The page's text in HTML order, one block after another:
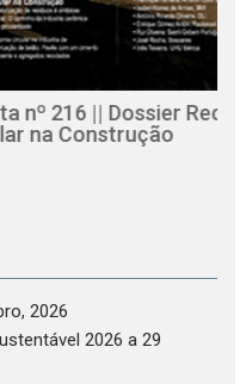
Reciclagem e
2026
2026 a 29